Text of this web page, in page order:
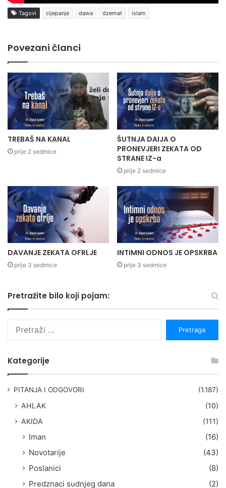
Tagovi cijepanje dawa dzemat islam
Povezani članci
TREBAŠ NA KANAL
prije 2 sedmice
ŠUTNJA DAIJA O
PRONEVJERI ZEKATA OD
STRANE IZ-a
prije 2 sedmice
DAVANJE ZEKATA OFRLJE
prije 3 sedmice
INTIMNI ODNOS JE OPSKRBA
prije 3 sedmice
Pretražite bilo koji pojam:
Kategorije
PITANJA I ODGOVORI (1.187)
AHLAK
(10)
AKIDA
(111)
Iman
(16)
Novotarije
(43)
Poslanici
(8)
Predznaci sudnjeg dana
(2)